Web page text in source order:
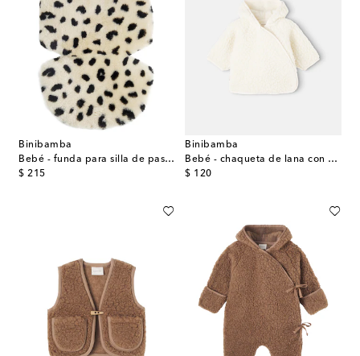
Binibamba
Bebé - funda para silla de paseo Snuggler® de borrego estampado
$ 215
original price
Binibamba
Bebé - chaqueta de lana con capucha
$ 120
original price